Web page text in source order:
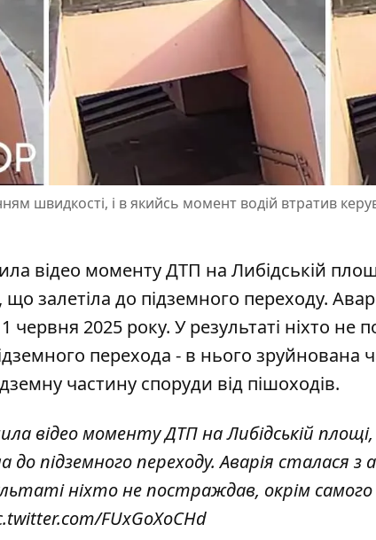
швидкості, і в якийсь момент водій втратив
відео моменту ДТП на Либідській
що залетіла до підземного переходу.
червня 2025 року. У результаті ніхто не
перехода - в нього зруйнована
частину споруди від пішоходів.
відео моменту ДТП на Либідській
до підземного переходу. Аварія сталася
ніхто не постраждав, окрім
FUxGoXoCHd